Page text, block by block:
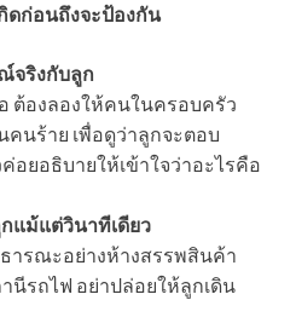
ดก่อนถึงจะป้องกัน
จริงกับลูก
ต้องลองให้คนในครอบครัว
คนร้าย เพื่อดูว่าลูกจะตอบ
อยอธิบายให้เข้าใจว่าอะไรคือ
แม้แต่วินาทีเดียว
ารณะอย่างห้างสรรพสินค้า
นีรถไฟ อย่าปล่อยให้ลูกเดิน